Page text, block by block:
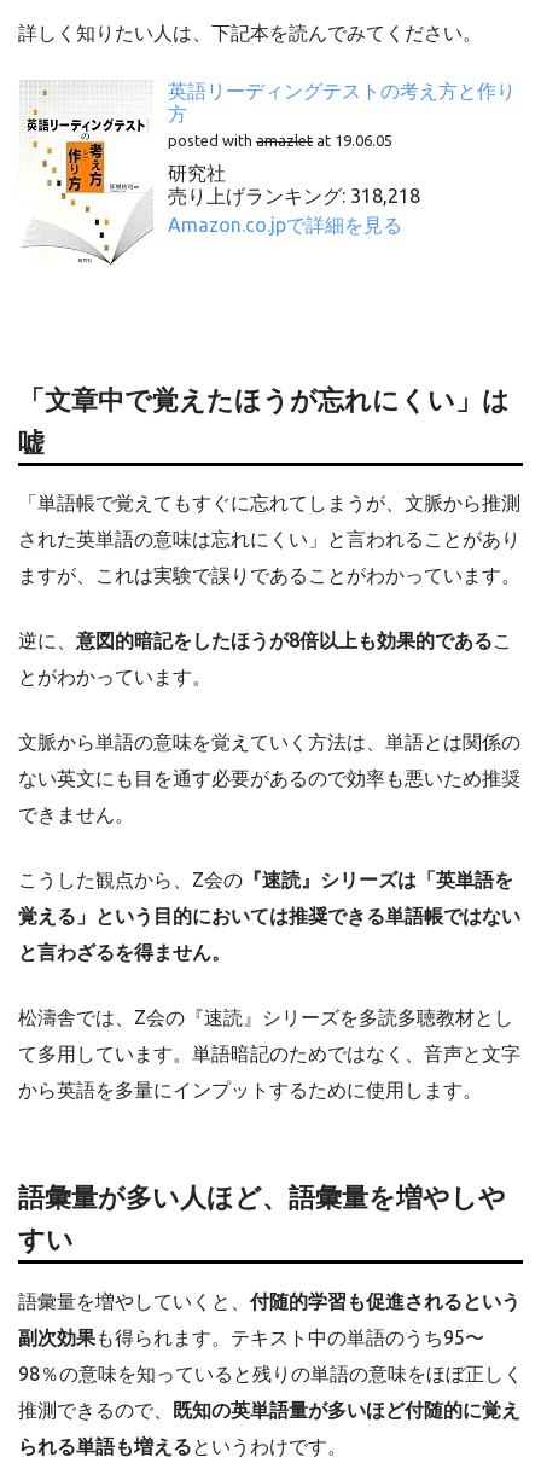
詳しく知りたい人は、下記本を読んでみてください。
英語リーディングテストの考え方と作り
方
posted with amazlet at 19.06.05
研究社
売り上げランキング: 318,218
Amazon.co.jpで詳細を見る
「文章中で覚えたほうが忘れにくい」は
嘘
「単語帳で覚えてもすぐに忘れてしまうが、文脈から推測
された英単語の意味は忘れにくい」と言われることがあり
ますが、これは実験で誤りであることがわかっています。
逆に、 意図的暗記をしたほうが8倍以上も効果的であるこ
とがわかっています。
文脈から単語の意味を覚えていく方法は、単語とは関係の
ない英文にも目を通す必要があるので効率も悪いため推奨
できません。
こうした観点から、Z会の 『速読』シリーズは「英単語を
覚える」という目的においては推奨できる単語帳ではない
と言わざるを得ません。
松濤舎では、Z会の『速読』シリーズを多読多聴教材とし
て多用しています。単語暗記のためではなく、音声と文字
から英語を多量にインプットするために使用します。
語彙量が多い人ほど、語彙量を増やしや
すい
語彙量を増やしていくと、 付随的学習も促進されるという
副次効果も得られます。テキスト中の単語のうち95〜
98％の意味を知っていると残りの単語の意味をほぼ正しく
推測できるので、
既知の英単語量が多いほど付随的に覚え
られる単語も増えるというわけです。